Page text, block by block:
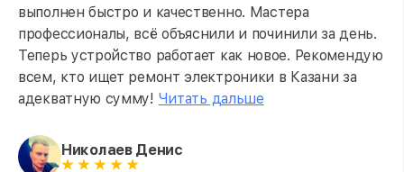
выполнен быстро и качественно. Мастера
профессионалы, всё объяснили и починили за день.
Теперь устройство работает как новое. Рекомендую
всем, кто ищет ремонт электроники в Казани за
адекватную сумму! Читать дальше
Николаев Денис